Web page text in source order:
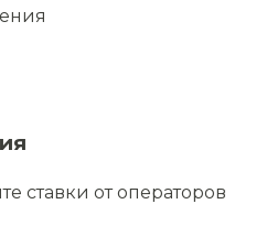
ставки от операторов